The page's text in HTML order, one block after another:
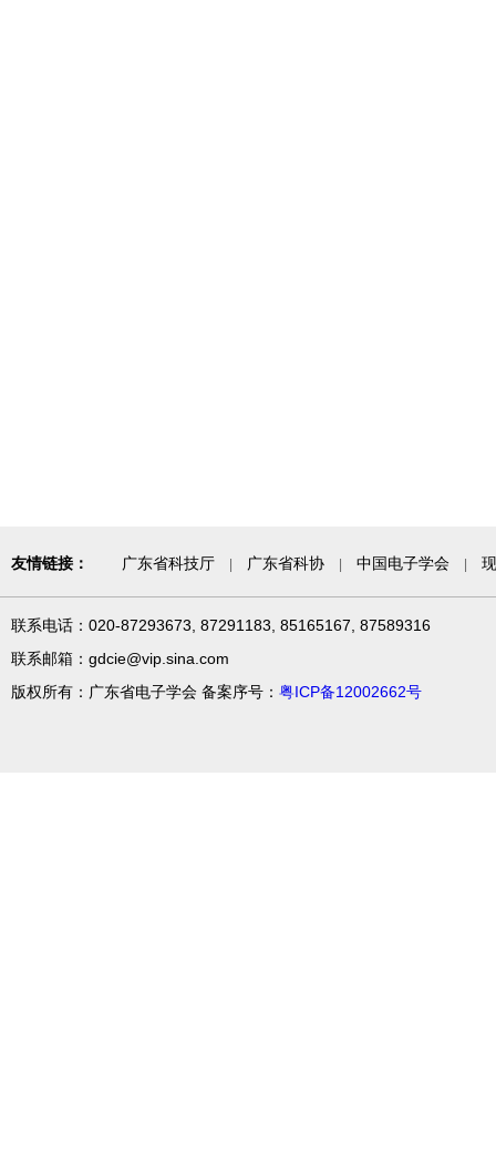
友情链接： 广东省科技厅 广东省科协 中国电子学会
联系电话：020-87293673, 87291183, 85165167, 87589316
联系邮箱：gdcie@vip.sina.com
版权所有：广东省电子学会 备案序号： 粤ICP备12002662号